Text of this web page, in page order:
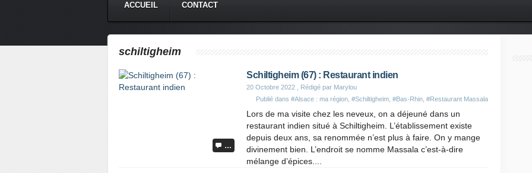
ACCUEIL CONTACT
schiltigheim
…
Schiltigheim (67) : Restaurant indien
20 Octobre 2022 , Rédigé par Marylou
Publié dans #Alsace : ma région #Schiltigheim #Bas-Rhin #Restaurant Massala
Lors de ma visite chez les neveux, on a déjeuné dans un
restaurant indien situé à Schiltigheim. L’établissement existe
depuis deux ans, sa renommée n’est plus à faire. On y mange
divinement bien. L’endroit se nomme Massala c’est-à-dire
mélange d’épices....